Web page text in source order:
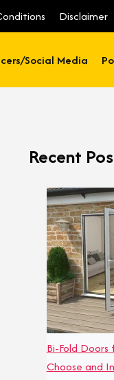
Disclaimer
Social Media
Recent
Bi-Fold
Choose and